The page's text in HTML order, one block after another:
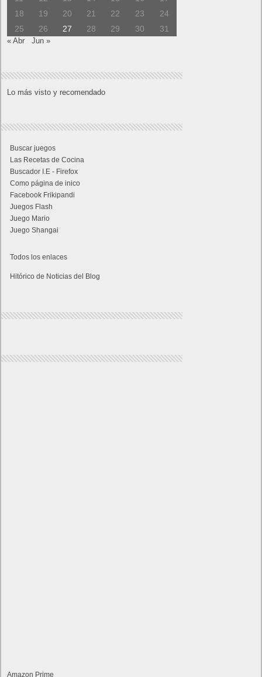
18
19 20 21 22 23
24
25
26 27 28 29 30 31
« Abr Jun »
Lo más visto y recomendado
Buscar juegos
Las Recetas de Cocina
Buscador I.E - Firefox
Como página de inico
Facebook Frikipandi
Juegos Flash
Juego Mario
Juego Shangai
Todos los enlaces
Hitórico de Noticias del Blog
Amazon Prime